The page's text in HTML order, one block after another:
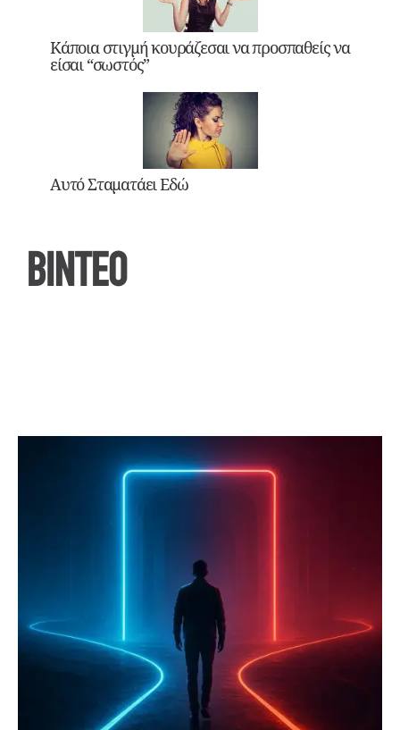
Κάποια στιγμή κουράζεσαι να προσπαθείς να
είσαι “σωστός”
Αυτό Σταματάει Εδώ
ΒΙΝΤΕΟ